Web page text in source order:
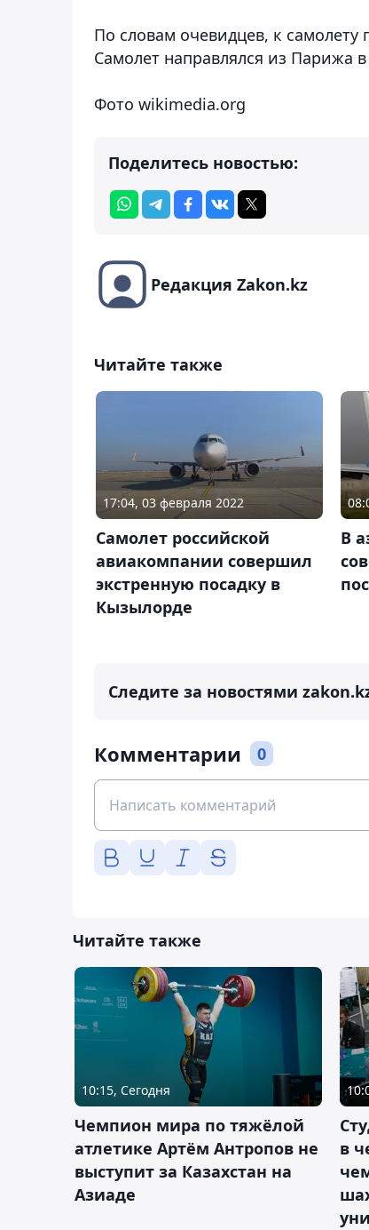
По словам очевидцев, к
Самолет направлялся из Парижа
Фото wikimedia.org
Поделитесь новостью:
Редакция Zakon.kz
Читайте также
17:04, 03 февраля 2022
Самолет российской
авиакомпании совершил
экстренную посадку в
Кызылорде
В
Следите за новостями
Комментарии 0
Читайте также
10:15, Сегодня
Чемпион мира по тяжёлой
атлетике Артём Антропов не
выступит за Казахстан на
Азиаде
в